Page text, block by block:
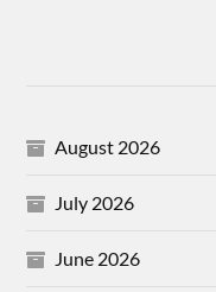
August 2026
July 2026
June 2026